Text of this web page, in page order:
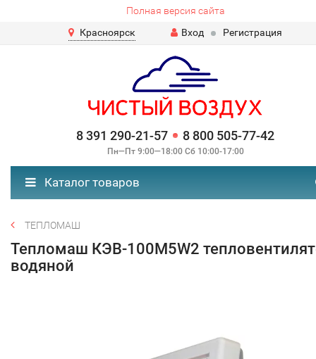
Полная версия сайта
Красноярск
Вход Регистрация
8 391 290-21-57 8 800 505-77-42
Пн—Пт 9:00—18:00 Сб 10:00-17:00
Каталог товаров
ТЕПЛОМАШ
Тепломаш КЭВ-100M5W2
водяной